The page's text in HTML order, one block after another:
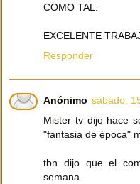
COMO TAL.
EXCELENTE
Responder
Anónimo sábado,
Mister tv dijo hace
"fantasia de época"
tbn dijo que el
semana.